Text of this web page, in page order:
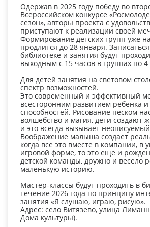
Одержав в 2025 году победу во
Всероссийском конкурсе
сезон», авторы проекта с
приступают к реализации своей
Формирование детских групп уже
продлится до 28 января.
библиотеке и занятия будут
выходным с 15 часов в группах по 4
Для детей занятия на световом
спектр возможностей.
Это современный и эффективный
всесторонним развитием ребенка и
способностей. Рисование песком
волшебство и магия, дети создают
и это всегда вызывает неописуемый
Воображение малыша создает
когда все это вместе в компании, в
игровой форме, то это еще и
детской команды, дружно и весело
маленькую историю.
Мастер-классы будут проходить в
течение 2026 года по принципу
занятия «Я слушаю, играю, рисую».
Адрес: село Витязево, улица
Дома культуры).